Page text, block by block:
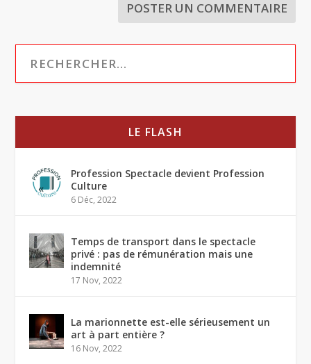
LE FLASH
Profession Spectacle devient Profession
Culture
6 Déc, 2022
Temps de transport dans le spectacle
privé : pas de rémunération mais une
indemnité
17 Nov, 2022
La marionnette est-elle sérieusement un
art à part entière ?
16 Nov, 2022